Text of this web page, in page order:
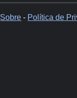
Sobre - Política de